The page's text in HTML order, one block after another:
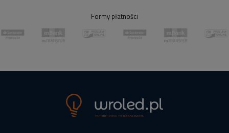
Formy płatności